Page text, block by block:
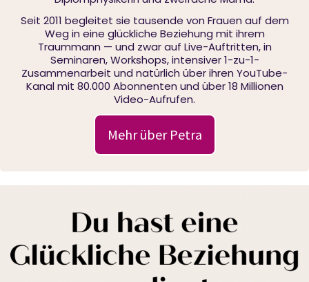
Seit 2011 begleitet sie tausende von Frauen auf dem
Weg in eine glückliche Beziehung mit ihrem
Traummann — und zwar auf Live-Auftritten, in
Seminaren, Workshops, intensiver 1-zu-1-
Zusammenarbeit und natürlich über ihren YouTube-
Kanal mit 80.000 Abonnenten und über 18 Millionen
Video-Aufrufen.
Mehr über Petra